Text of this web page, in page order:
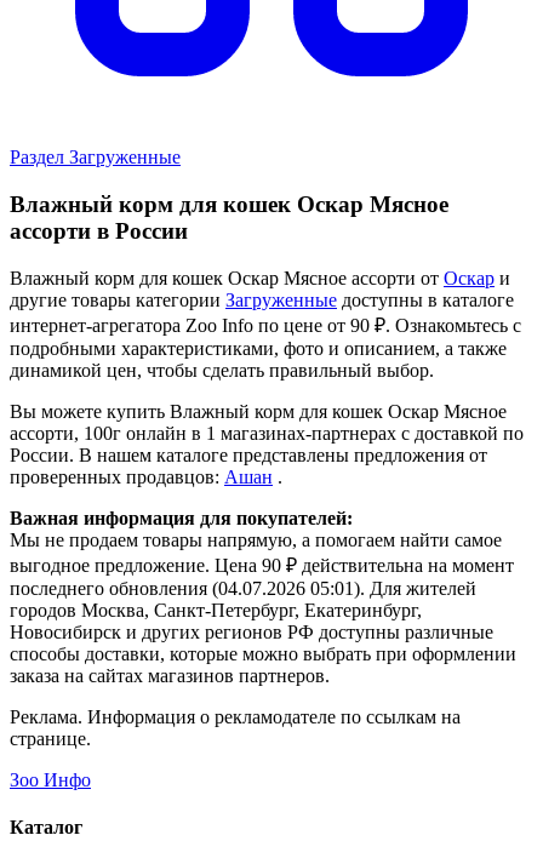
Раздел Загруженные
Влажный корм для кошек Оскар Мясное
ассорти в России
Влажный корм для кошек Оскар Мясное ассорти от Оскар и
другие товары категории Загруженные доступны в каталоге
интернет-агрегатора Zoo Info по цене от 90 ₽. Ознакомьтесь с
подробными характеристиками, фото и описанием, а также
динамикой цен, чтобы сделать правильный выбор.
Вы можете купить Влажный корм для кошек Оскар Мясное
ассорти, 100г онлайн в 1 магазинах-партнерах с доставкой по
России. В нашем каталоге представлены предложения от
проверенных продавцов: Ашан .
Важная информация для покупателей:
Мы не продаем товары напрямую, а помогаем найти самое
выгодное предложение. Цена 90 ₽ действительна на момент
последнего обновления (04.07.2026 05:01). Для жителей
городов Москва, Санкт-Петербург, Екатеринбург,
Новосибирск и других регионов РФ доступны различные
способы доставки, которые можно выбрать при оформлении
заказа на сайтах магазинов партнеров.
Реклама. Информация о рекламодателе по ссылкам на
странице.
Зоо Инфо
Каталог